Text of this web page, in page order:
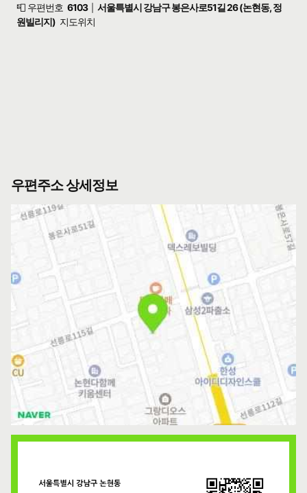
📮 우편번호 6103
서울특별시 강남구 봉은사로51길 26 (논현동, 정
원빌리지) 지도위치
우편주소 상세정보